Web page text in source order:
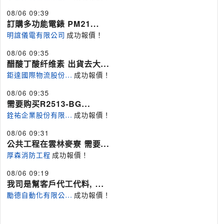
08/06 09:39
訂購多功能電錶 PM21...
明誼儀電有限公司 成功報價！
08/06 09:35
醋酸丁酸纤维素 出貨去大...
鉅達國際物流股份... 成功報價！
08/06 09:35
需要购买R2513-BG...
銓祐企業股份有限... 成功報價！
08/06 09:31
公共工程在雲林麥寮 需要...
厚森消防工程 成功報價！
08/06 09:19
我司是幫客戶代工代料, ...
勵德自動化有限公... 成功報價！